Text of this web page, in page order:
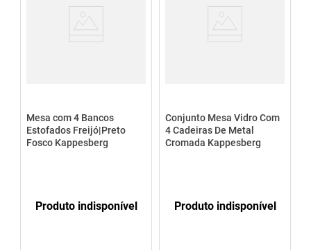
Mesa com 4 Bancos
Estofados Freijó|Preto
Fosco Kappesberg
Produto indisponível
Conjunto Mesa Vidro Com
4 Cadeiras De Metal
Cromada Kappesberg
Produto indisponível